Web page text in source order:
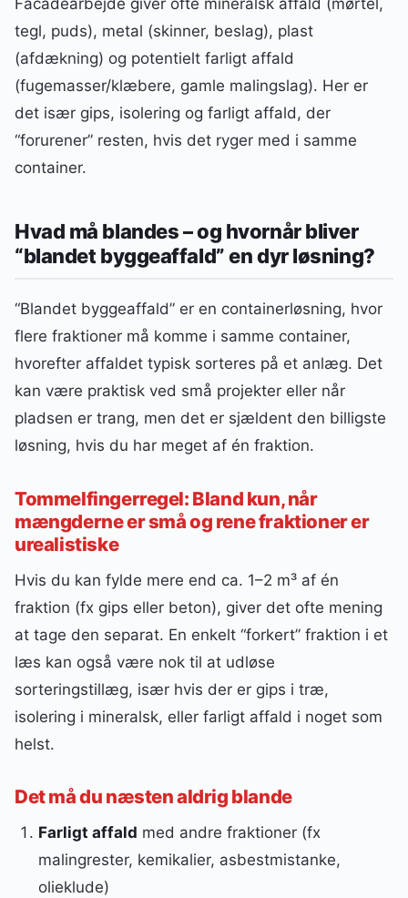
tegl, puds), metal (skinner, beslag), plast
(afdækning) og potentielt farligt affald
(fugemasser/klæbere, gamle malingslag). Her er
det især gips, isolering og farligt affald, der
“forurener” resten, hvis det ryger med i samme
container.
Hvad må blandes – og hvornår bliver
“blandet byggeaffald” en dyr løsning?
“Blandet byggeaffald” er en containerløsning, hvor
flere fraktioner må komme i samme container,
hvorefter affaldet typisk sorteres på et anlæg. Det
kan være praktisk ved små projekter eller når
pladsen er trang, men det er sjældent den billigste
løsning, hvis du har meget af én fraktion.
Tommelfingerregel: Bland kun, når
mængderne er små og rene fraktioner er
urealistiske
Hvis du kan fylde mere end ca. 1–2 m³ af én
fraktion (fx gips eller beton), giver det ofte mening
at tage den separat. En enkelt “forkert” fraktion i et
læs kan også være nok til at udløse
sorteringstillæg, især hvis der er gips i træ,
isolering i mineralsk, eller farligt affald i noget som
helst.
Det må du næsten aldrig blande
Farligt affald med andre fraktioner (fx
malingrester, kemikalier, asbestmistanke,
olieklude)